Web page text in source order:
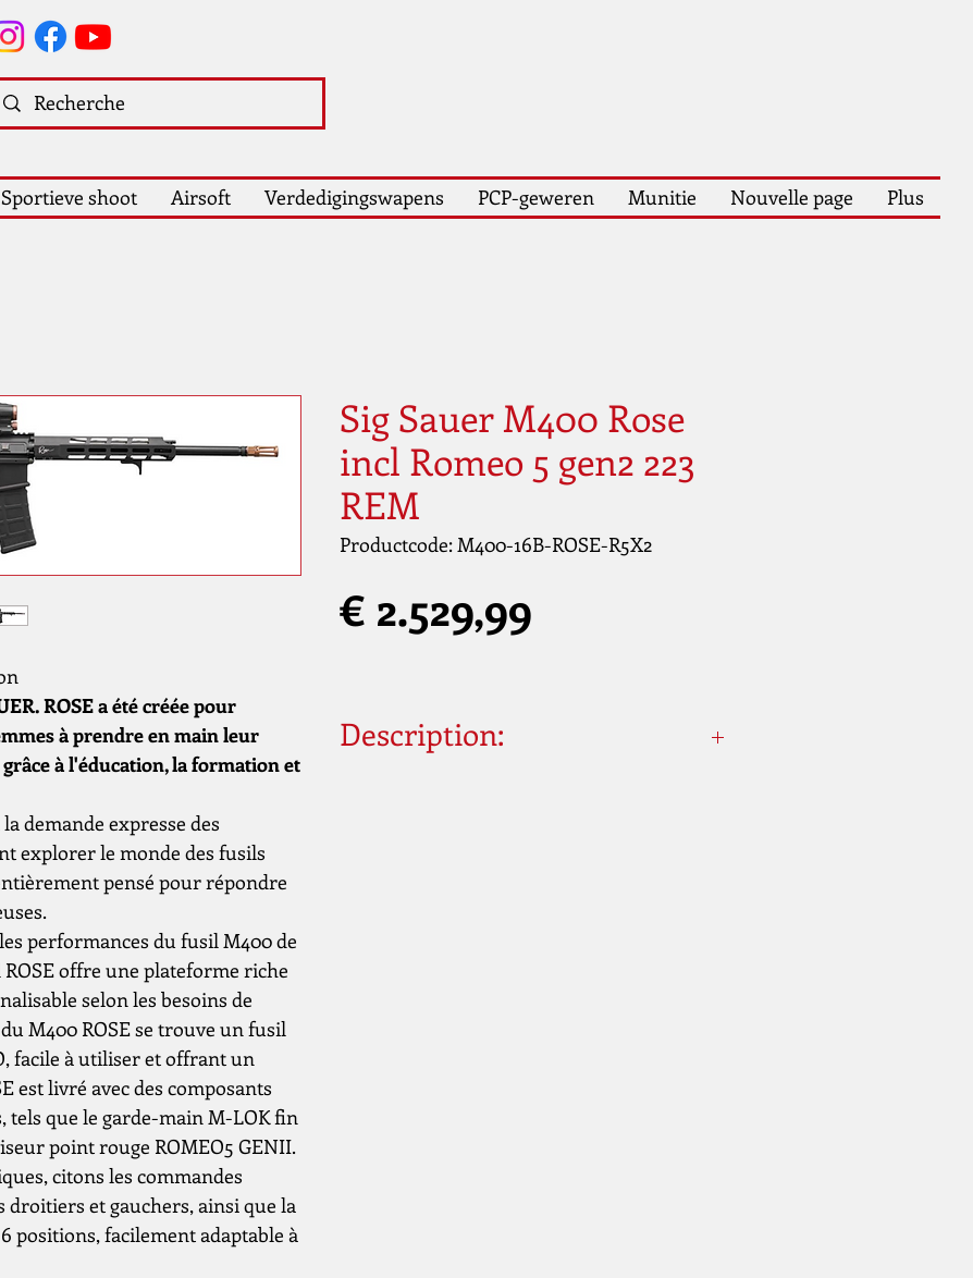
Sportieve shoot Airsoft Verdedigingswapens PCP-geweren Munitie Nouvelle page Plus
ROSE a été créée pour
à prendre en main leur
à l'éducation, la formation et
demande expresse des
explorer le monde des fusils
pensé pour répondre
performances du fusil M400 de
offre une plateforme riche
selon les besoins de
M400 ROSE se trouve un fusil
facile à utiliser et offrant un
est livré avec des composants
tels que le garde-main M-LOK fin
point rouge ROMEO5 GENII.
citons les commandes
et gauchers, ainsi que la
positions, facilement adaptable à
Sig Sauer M400 Rose
incl Romeo 5 gen2 223
REM
Productcode: M400-16B-ROSE-R5X2
€ 2.529,99
Description: